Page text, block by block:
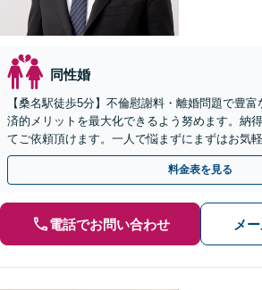
同性婚
【桑名駅徒歩5分】不倫慰謝料・離婚問題で豊
済的メリットを最大化できるよう努めます。納
てご依頼頂けます。一人で悩まずにまずはお気軽
料金表を見る
電話でお問い合わせ メ